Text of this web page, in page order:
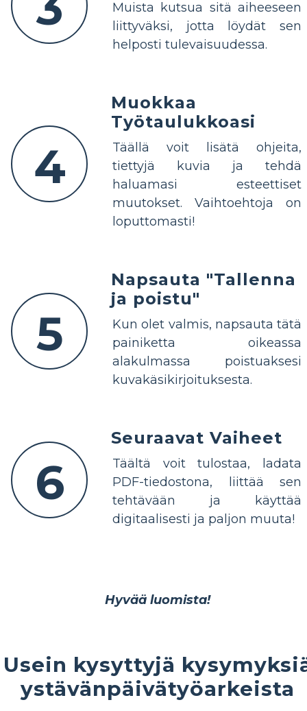
Muista kutsua sitä aiheeseen
liittyväksi, jotta löydät sen
helposti tulevaisuudessa.
4
Muokkaa
Työtaulukkoasi
Täällä voit lisätä ohjeita,
tiettyjä kuvia ja tehdä
haluamasi esteettiset
muutokset. Vaihtoehtoja on
loputtomasti!
5
Napsauta "Tallenna
ja poistu"
Kun olet valmis, napsauta tätä
painiketta oikeassa
alakulmassa poistuaksesi
kuvakäsikirjoituksesta.
6
Seuraavat Vaiheet
Täältä voit tulostaa, ladata
PDF-tiedostona, liittää sen
tehtävään ja käyttää
digitaalisesti ja paljon muuta!
Hyvää luomista!
Usein kysyttyjä
ystävänpäivätyöarkeista